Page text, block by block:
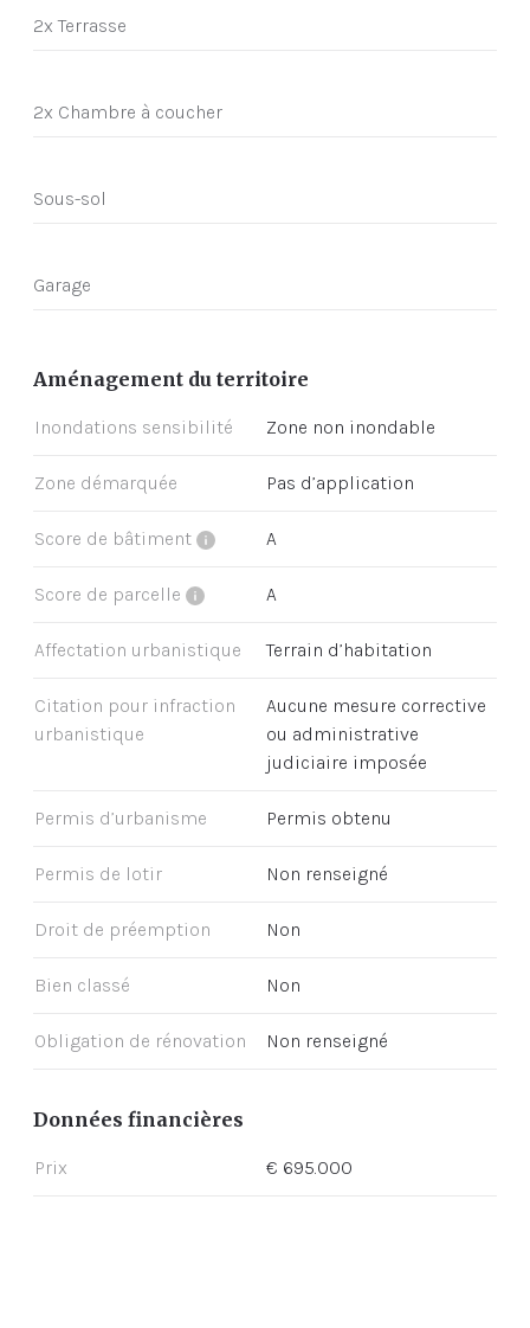
2x Terrasse
2x Chambre à coucher
Sous-sol
Garage
Aménagement du territoire
Inondations sensibilité Zone non inondable
Zone démarquée Pas d’application
Score de bâtiment A
Score de parcelle A
Affectation urbanistique Terrain d’habitation
Citation pour infraction
urbanistique
Aucune mesure corrective
ou administrative
judiciaire imposée
Permis d’urbanisme Permis obtenu
Permis de lotir Non renseigné
Droit de préemption Non
Bien classé Non
Obligation de rénovation Non renseigné
Données financières
Prix € 695.000